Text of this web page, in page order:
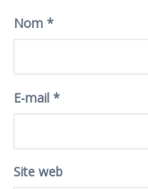
Nom *
E-mail *
Site web